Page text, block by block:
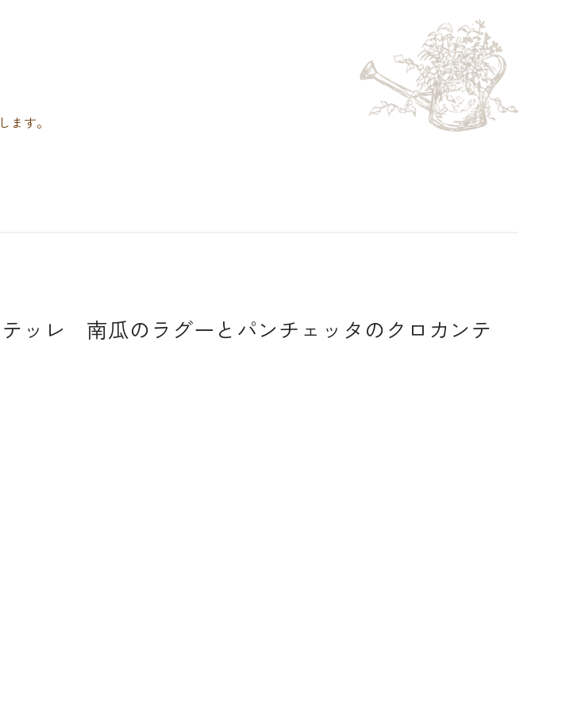
ます。
テッレ 南瓜のラグーとパンチェッタのクロカンテ